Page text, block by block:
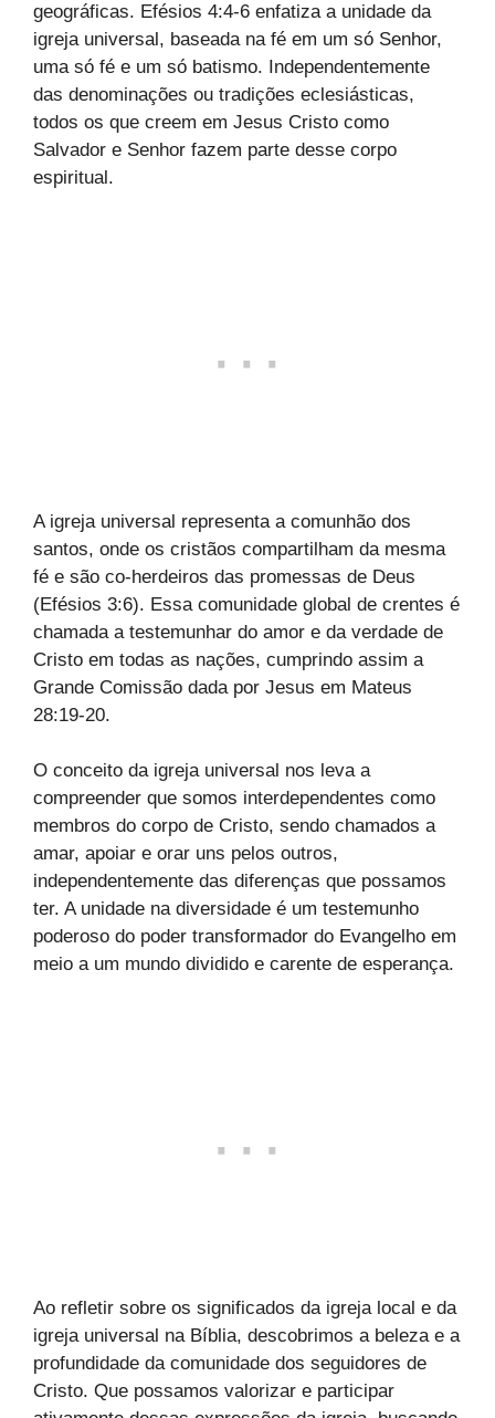
geográficas. Efésios 4:4-6 enfatiza a unidade da
igreja universal, baseada na fé em um só Senhor,
uma só fé e um só batismo. Independentemente
das denominações ou tradições eclesiásticas,
todos os que creem em Jesus Cristo como
Salvador e Senhor fazem parte desse corpo
espiritual.
A igreja universal representa a comunhão dos
santos, onde os cristãos compartilham da mesma
fé e são co-herdeiros das promessas de Deus
(Efésios 3:6). Essa comunidade global de crentes é
chamada a testemunhar do amor e da verdade de
Cristo em todas as nações, cumprindo assim a
Grande Comissão dada por Jesus em Mateus
28:19-20.
O conceito da igreja universal nos leva a
compreender que somos interdependentes como
membros do corpo de Cristo, sendo chamados a
amar, apoiar e orar uns pelos outros,
independentemente das diferenças que possamos
ter. A unidade na diversidade é um testemunho
poderoso do poder transformador do Evangelho em
meio a um mundo dividido e carente de esperança.
Ao refletir sobre os significados da igreja local e da
igreja universal na Bíblia, descobrimos a beleza e a
profundidade da comunidade dos seguidores de
Cristo. Que possamos valorizar e participar